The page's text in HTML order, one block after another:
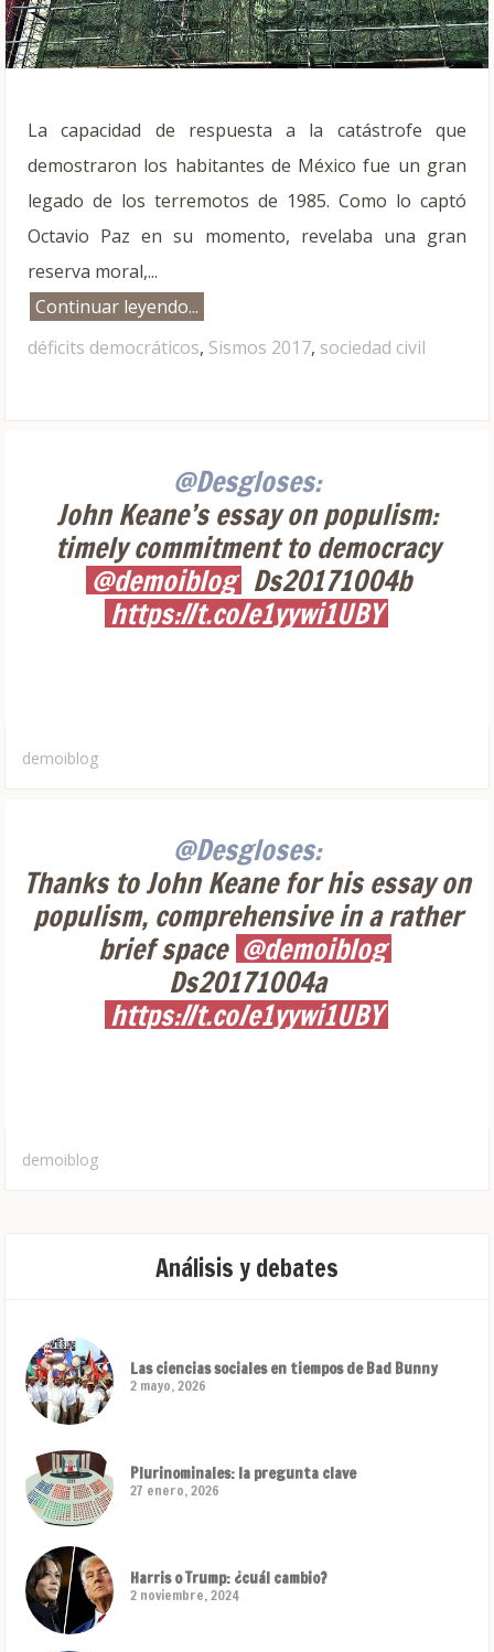
La capacidad de respuesta a la catástrofe que
demostraron los habitantes de México fue un gran
legado de los terremotos de 1985. Como lo captó
Octavio Paz en su momento, revelaba una gran
reserva moral,...
Continuar leyendo...
déficits democráticos, Sismos 2017, sociedad civil
@Desgloses:
John Keane’s essay on populism:
timely commitment to democracy
@demoiblog Ds20171004b
https://t.co/e1yywi1UBY
demoiblog
@Desgloses:
Thanks to John Keane for his essay on
populism, comprehensive in a rather
brief space @demoiblog
Ds20171004a
https://t.co/e1yywi1UBY
demoiblog
Análisis y debates
Las ciencias sociales en tiempos de Bad Bunny
2 mayo, 2026
Plurinominales: la pregunta clave
27 enero, 2026
Harris o Trump: ¿cuál cambio?
2 noviembre, 2024